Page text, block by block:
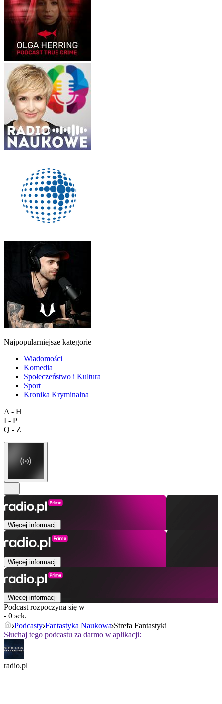
Najpopularniejsze kategorie
Wiadomości
Komedia
Społeczeństwo i Kultura
Sport
Kronika Kryminalna
A - H
I - P
Q - Z
Więcej informacji
Więcej informacji
Więcej informacji
Podcast rozpoczyna się w
- 0 sek.
Podcasty Fantastyka Naukowa Strefa Fantastyki
Słuchaj tego podcastu za darmo w aplikacji:
radio.pl